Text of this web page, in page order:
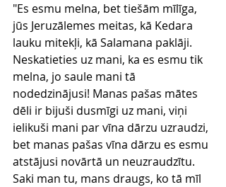
"Es esmu melna, bet tiešām mīlīga,
jūs Jeruzālemes meitas, kā Kedara
lauku mitekļi, kā Salamana paklāji.
Neskatieties uz mani, ka es esmu tik
melna, jo saule mani tā
nodedzinājusi! Manas pašas mātes
dēli ir bijuši dusmīgi uz mani, viņi
ielikuši mani par vīna dārzu uzraudzi,
bet manas pašas vīna dārzu es esmu
atstājusi novārtā un neuzraudzītu.
Saki man tu, mans draugs, ko tā mīl